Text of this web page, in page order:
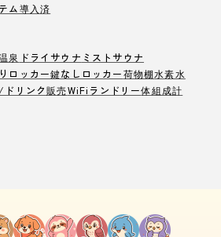
ム導入済
泉 ドライサウナ ミストサウナ
ロッカー鍵なしロッカー荷物棚水素水
リンク販売WiFi ランドリー体組成計